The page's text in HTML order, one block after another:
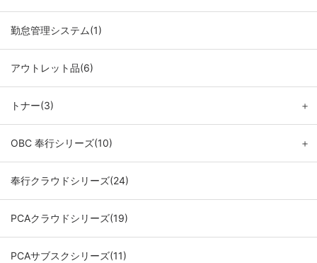
勤怠管理システム(1)
アウトレット品(6)
トナー(3) ＋
OBC 奉行シリーズ(10) ＋
奉行クラウドシリーズ(24)
PCAクラウドシリーズ(19)
PCAサブスクシリーズ(11)